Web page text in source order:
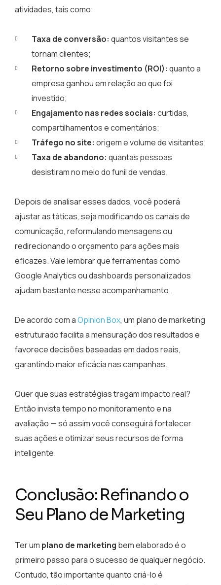
atividades, tais como:
Taxa de conversão: quantos visitantes se
tornam clientes;
Retorno sobre investimento (ROI): quanto a
empresa ganhou em relação ao que foi
investido;
Engajamento nas redes sociais: curtidas,
compartilhamentos e comentários;
Tráfego no site: origem e volume de visitantes;
Taxa de abandono: quantas pessoas
desistiram no meio do funil de vendas.
Depois de analisar esses dados, você poderá
ajustar as táticas, seja modificando os canais de
comunicação, reformulando mensagens ou
redirecionando o orçamento para ações mais
eficazes. Vale lembrar que ferramentas como
Google Analytics ou dashboards personalizados
ajudam bastante nesse acompanhamento.
De acordo com aOpinion Box, um plano de marketing
estruturado facilita a mensuração dos resultados e
favorece decisões baseadas em dados reais,
garantindo maior eficácia nas campanhas.
Quer que suas estratégias tragam impacto real?
Então invista tempo no monitoramento e na
avaliação — só assim você conseguirá fortalecer
suas ações e otimizar seus recursos de forma
inteligente.
Conclusão: Refinando o
Seu Plano de Marketing
Ter um plano de marketing bem elaborado é o
primeiro passo para o sucesso de qualquer negócio.
Contudo, tão importante quanto criá-lo é